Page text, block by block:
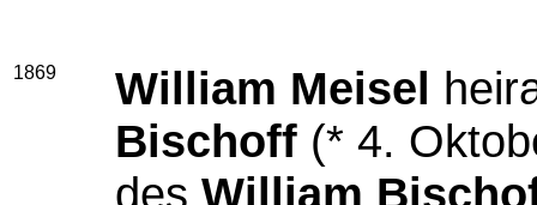
1869 William Meisel
Bischoff (* 4.
des William